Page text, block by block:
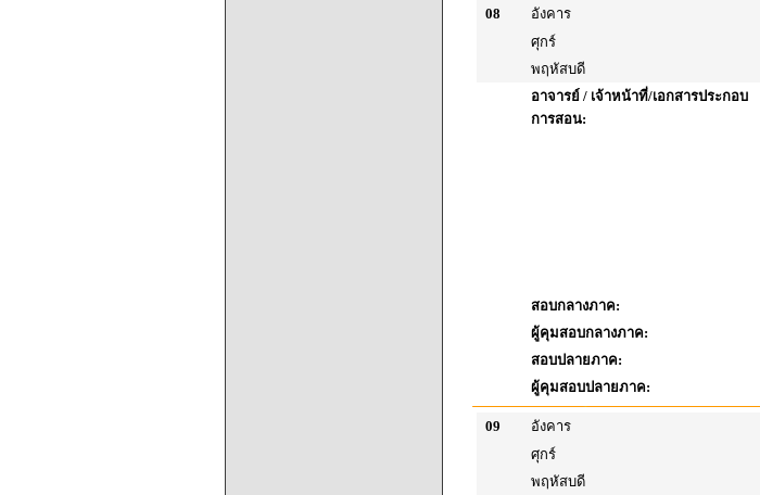
08 อังคาร
ศุกร์
พฤหัสบดี
อาจารย์ / เจ้าหน้าที่/เอกสารประกอบ
การสอน:
สอบกลางภาค:
ผู้คุมสอบกลางภาค:
สอบปลายภาค:
ผู้คุมสอบปลายภาค:
09 อังคาร
ศุกร์
พฤหัสบดี